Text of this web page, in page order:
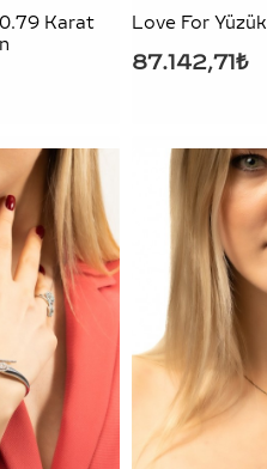
Karat
Love For Yüzük
87.142,71₺